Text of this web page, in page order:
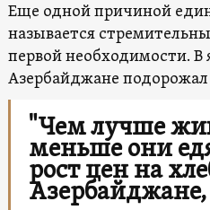
Еще одной причиной
называется
первой необходимости. В
Азербайджане подорожал
"Чем лучше
меньше они
рост цен на